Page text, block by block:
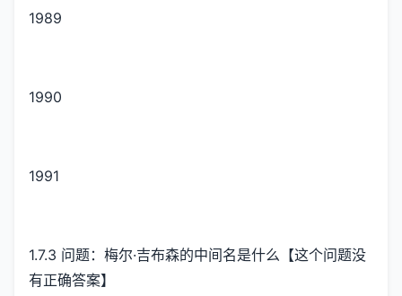
1989
1990
1991
1.7.3 问题：梅尔·吉布森的中间名是什么【这个问题没
有正确答案】